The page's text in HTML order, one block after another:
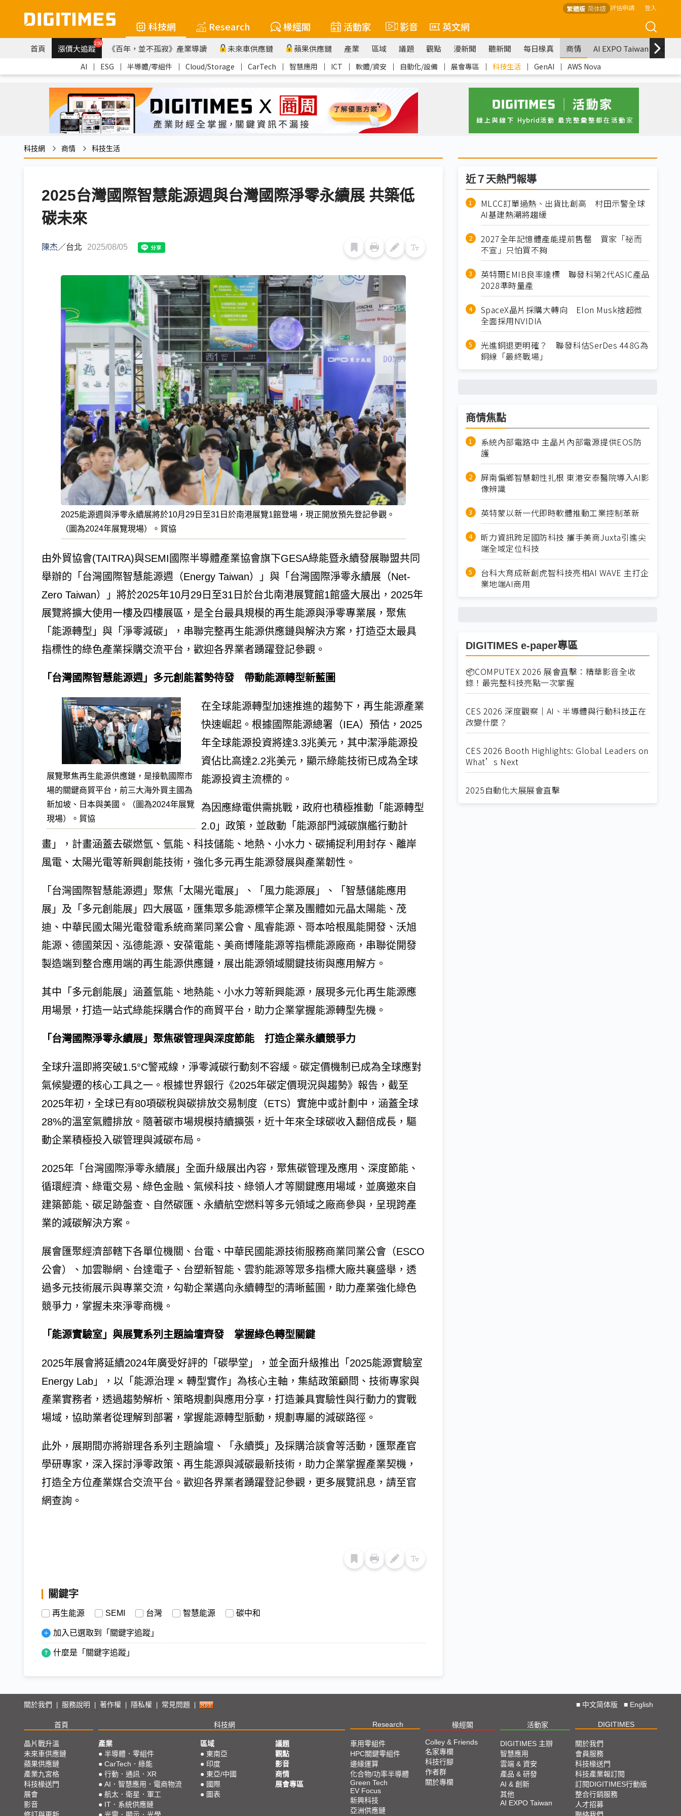
繁體版 简体版 評估申請 登入
科技網 Research 椽經閣 活動家 影音 英文網
首頁 漲價大追蹤259 《百年，並不孤寂》產業導讀 未來車供應鏈 蘋果供應鏈 產業 區域 議題 觀點 漫新聞 聽新聞 每日椽真 商情 AI EXPO Taiwan
AI ｜ ESG ｜ 半導體/零組件 ｜ Cloud/Storage ｜ CarTech ｜ 智慧應用 ｜ ICT ｜ 軟體/資安 ｜ 自動化/設備 ｜ 展會專區 ｜ 科技生活 ｜ GenAI ｜ AWS Nova
科技網 商情 科技生活
2025台灣國際智慧能源週與台灣國際淨零永續展 共築低
碳未來
陳杰 ／台北 2025/08/05
2025能源週與淨零永續展將於10月29日至31日於南港展覽1館登場，現正開放預先登記參觀。
（圖為2024年展覽現場）。貿協
由外貿協會(TAITRA)與SEMI國際半導體產業協會旗下GESA綠能暨永續發展聯盟共同
舉辦的「台灣國際智慧能源週（Energy Taiwan）」與「台灣國際淨零永續展（Net-
Zero Taiwan）」將於2025年10月29日至31日於台北南港展覽館1館盛大展出，2025年
展覽將擴大使用一樓及四樓展區，是全台最具規模的再生能源與淨零專業展，聚焦
「能源轉型」與「淨零減碳」，串聯完整再生能源供應鏈與解決方案，打造亞太最具
指標性的綠色產業採購交流平台，歡迎各界業者踴躍登記參觀。
「台灣國際智慧能源週」多元創能蓄勢待發 帶動能源轉型新藍圖
展覽聚焦再生能源供應鏈，是接軌國際市
場的關鍵商貿平台，前三大海外買主國為
新加坡、日本與美國。（圖為2024年展覽
現場）。貿協
在全球能源轉型加速推進的趨勢下，再生能源產業
快速崛起。根據國際能源總署（IEA）預估，2025
年全球能源投資將達3.3兆美元，其中潔淨能源投
資佔比高達2.2兆美元，顯示綠能技術已成為全球
能源投資主流標的。
為因應綠電供需挑戰，政府也積極推動「能源轉型
2.0」政策，並啟動「能源部門減碳旗艦行動計
畫」，計畫涵蓋去碳燃氫、氫能、科技儲能、地熱、小水力、碳捕捉利用封存、離岸
風電、太陽光電等新興創能技術，強化多元再生能源發展與產業韌性。
「台灣國際智慧能源週」聚焦「太陽光電展」、「風力能源展」、「智慧儲能應用
展」及「多元創能展」四大展區，匯集眾多能源標竿企業及團體如元晶太陽能、茂
迪、中華民國太陽光電發電系統商業同業公會、風睿能源、哥本哈根風能開發、沃旭
能源、德國萊因、泓德能源、安葆電能、美商博隆能源等指標能源廠商，串聯從開發
製造端到整合應用端的再生能源供應鏈，展出能源領域關鍵技術與應用解方。
其中「多元創能展」涵蓋氫能、地熱能、小水力等新興能源，展現多元化再生能源應
用場景，打造一站式綠能採購合作的商貿平台，助力企業掌握能源轉型先機。
「台灣國際淨零永續展」聚焦碳管理與深度節能 打造企業永續競爭力
全球升溫即將突破1.5°C警戒線，淨零減碳行動刻不容緩。碳定價機制已成為全球應對
氣候變遷的核心工具之一。根據世界銀行《2025年碳定價現況與趨勢》報告，截至
2025年初，全球已有80項碳稅與碳排放交易制度（ETS）實施中或計劃中，涵蓋全球
28%的溫室氣體排放。隨著碳市場規模持續擴張，近十年來全球碳收入翻倍成長，驅
動企業積極投入碳管理與減碳布局。
2025年「台灣國際淨零永續展」全面升級展出內容，聚焦碳管理及應用、深度節能、
循環經濟、綠電交易、綠色金融、氣候科技、綠領人才等關鍵應用場域，並廣邀來自
建築節能、碳足跡盤查、自然碳匯、永續航空燃料等多元領域之廠商參與，呈現跨產
業的減碳解決方案。
展會匯聚經濟部轄下各單位機關、台電、中華民國能源技術服務商業同業公會（ESCO
公會）、加雲聯網、台達電子、台塑新智能、雲豹能源等眾多指標大廠共襄盛舉，透
過多元技術展示與專業交流，勾勒企業邁向永續轉型的清晰藍圖，助力產業強化綠色
競爭力，掌握未來淨零商機。
「能源實驗室」與展覽系列主題論壇齊發 掌握綠色轉型關鍵
2025年展會將延續2024年廣受好評的「碳學堂」，並全面升級推出「2025能源實驗室
Energy Lab」，以「能源治理 × 轉型實作」為核心主軸，集結政策顧問、技術專家與
產業實務者，透過趨勢解析、策略規劃與應用分享，打造兼具實驗性與行動力的實戰
場域，協助業者從理解到部署，掌握能源轉型脈動，規劃專屬的減碳路徑。
此外，展期間亦將辦理各系列主題論壇、「永續獎」及採購洽談會等活動，匯聚產官
學研專家，深入探討淨零政策、再生能源與減碳最新技術，助力企業掌握產業契機，
打造全方位產業媒合交流平台。歡迎各界業者踴躍登記參觀，更多展覽訊息，請至官
網查詢。
關鍵字
再生能源 SEMI 台灣 智慧能源 碳中和
加入已選取到「關鍵字追蹤」
什麼是「關鍵字追蹤」
近７天熱門報導
MLCC訂單過熱、出貨比創高 村田示警全球
AI基建熱潮將趨緩
2027全年記憶體產能提前售罄 買家「祕而
不宣」只怕買不夠
英特爾EMIB良率達標 聯發科第2代ASIC產品
2028準時量產
SpaceX晶片採購大轉向 Elon Musk捨超微
全面採用NVIDIA
光進銅退更明確？ 聯發科估SerDes 448G為
銅線「最終戰場」
商情焦點
系統內部電路中 主晶片內部電源提供EOS防
護
屏南偏鄉智慧韌性扎根 東港安泰醫院導入AI影
像辨識
英特蒙以新一代即時軟體推動工業控制革新
昕力資訊跨足國防科技 攜手美商Juxta引進尖
端全域定位科技
台科大育成新創虎智科技亮相AI WAVE 主打企
業地端AI商用
DIGITIMES e-paper專區
📦COMPUTEX 2026 展會直擊：精華影音全收
錄！最完整科技亮點一次掌握
CES 2026 深度觀察｜AI、半導體與行動科技正在
改變什麼？
CES 2026 Booth Highlights: Global Leaders on
What’s Next
2025自動化大展展會直擊
關於我們 服務說明 著作權 隱私權 常見問題 ■ 中文简体版 ■ English
首頁 科技網 Research 椽經閣 活動家 DIGITIMES
晶片戰升溫
未來車供應鏈
蘋果供應鏈
產業九宮格
科技椽送門
展會
影音
產業
● 半導體．零組件
● CarTech．綠能
● 行動．通訊．XR
● AI．智慧應用．電商物流
● 航太．衛星．軍工
● IT．系統供應鏈
區域
● 東南亞
● 印度
● 東亞/中國
● 國際
● 圖表
議題
觀點
影音
商情
展會專區
車用零組件
HPC關鍵零組件
邊緣運算
化合物/功率半導體
Green Tech
EV Focus
新興科技
亞洲供應鏈
Colley & Friends
名家專欄
科技行腳
作者群
關於專欄
DIGITIMES 主辦
智慧應用
雲端 & 資安
產品 & 研發
AI & 創新
其他
AI EXPO Taiwan
關於我們
會員服務
科技椽送門
科技產業報訂閱
訂閱DIGITIMES行動版
整合行銷服務
人才招募